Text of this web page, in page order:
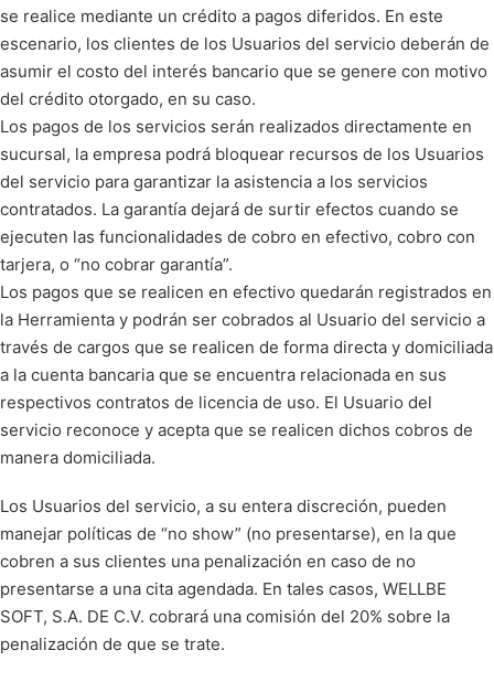
se realice mediante un crédito a pagos diferidos. En este
escenario, los clientes de los Usuarios del servicio deberán de
asumir el costo del interés bancario que se genere con motivo
del crédito otorgado, en su caso.
Los pagos de los servicios serán realizados directamente en
sucursal, la empresa podrá bloquear recursos de los Usuarios
del servicio para garantizar la asistencia a los servicios
contratados. La garantía dejará de surtir efectos cuando se
ejecuten las funcionalidades de cobro en efectivo, cobro con
tarjera, o “no cobrar garantía”.
Los pagos que se realicen en efectivo quedarán registrados en
la Herramienta y podrán ser cobrados al Usuario del servicio a
través de cargos que se realicen de forma directa y domiciliada
a la cuenta bancaria que se encuentra relacionada en sus
respectivos contratos de licencia de uso. El Usuario del
servicio reconoce y acepta que se realicen dichos cobros de
manera domiciliada.
Los Usuarios del servicio, a su entera discreción, pueden
manejar políticas de “no show” (no presentarse), en la que
cobren a sus clientes una penalización en caso de no
presentarse a una cita agendada. En tales casos, WELLBE
SOFT, S.A. DE C.V. cobrará una comisión del 20% sobre la
penalización de que se trate.